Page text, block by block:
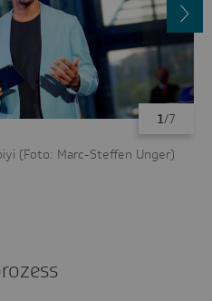
(Foto: Marc-Steffen Unger)
1/7